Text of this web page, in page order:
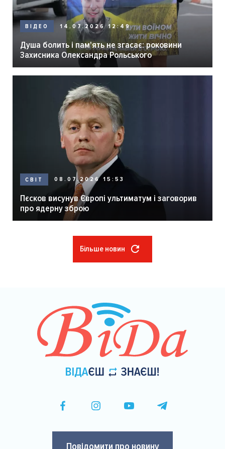
ВІДЕО 14.07.2026 12:49
Душа болить і пам'ять не згасає: роковини
Захисника Олександра Рольського
СВІТ 08.07.2026 15:53
Пєсков висунув Європі ультиматум і заговорив
про ядерну зброю
Більше новин
Повідомити про новину